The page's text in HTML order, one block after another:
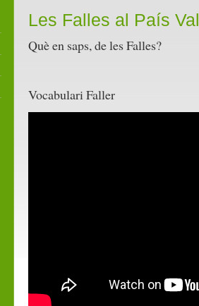
Les Falles al País
Què en saps, de les Falles?
Vocabulari Faller